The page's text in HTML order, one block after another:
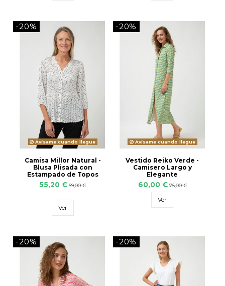
-20%
Avísame cuando llegue
Camisa Millor Natural -
Blusa Plisada con
Estampado de Topos
55,20 € 69,00 €
Ver
-20%
Avísame cuando llegue
Vestido Reiko Verde -
Camisero Largo y
Elegante
60,00 € 75,00 €
Ver
-20% -20%